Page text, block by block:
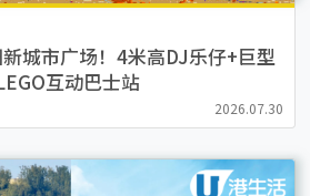
城市广场！4米高DJ乐仔+巨型
互动巴士站
2026.07.30